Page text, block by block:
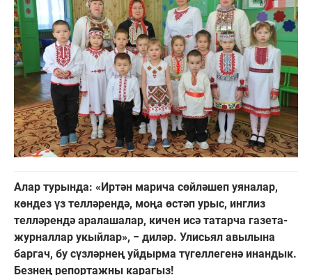
Алар турында: «Иртән марича сөйләшеп уяналар,
көндез үз телләрендә, моңа өстәп урыс, инглиз
телләрендә аралашалар, кичен исә татарча газета-
журналлар укыйлар», − диләр. Улисьял авылына
баргач, бу сүзләрнең уйдырма түгеллегенә инандык.
Безнең репортажны карагыз!